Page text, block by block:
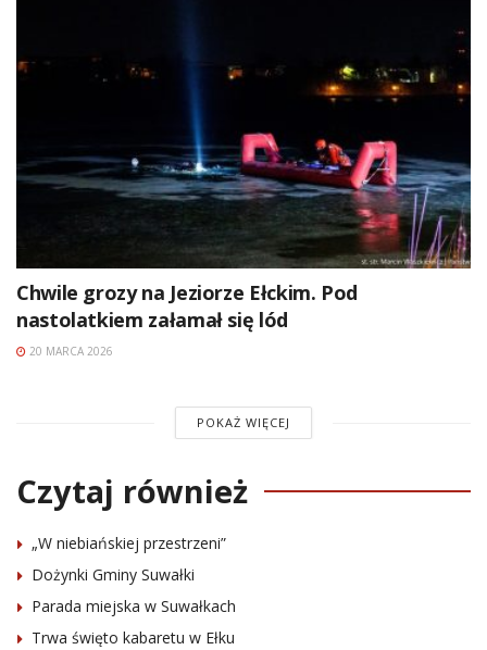
Chwile grozy na Jeziorze Ełckim. Pod
nastolatkiem załamał się lód
20 MARCA 2026
POKAŻ WIĘCEJ
Czytaj również
„W niebiańskiej przestrzeni”
Dożynki Gminy Suwałki
Parada miejska w Suwałkach
Trwa święto kabaretu w Ełku